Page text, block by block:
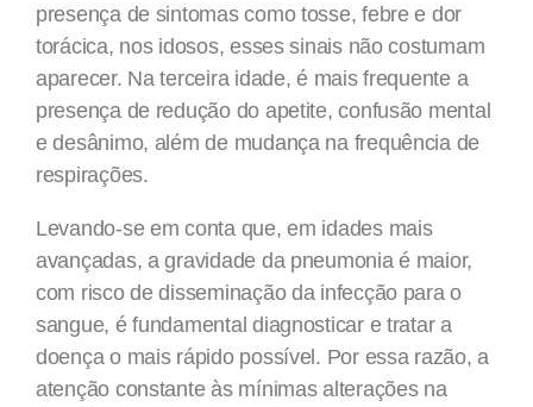
presença de sintomas como tosse, febre e dor
torácica, nos idosos, esses sinais não costumam
aparecer. Na terceira idade, é mais frequente a
presença de redução do apetite, confusão mental
e desânimo, além de mudança na frequência de
respirações.
Levando-se em conta que, em idades mais
avançadas, a gravidade da pneumonia é maior,
com risco de disseminação da infecção para o
sangue, é fundamental diagnosticar e tratar a
doença o mais rápido possível. Por essa razão, a
atenção constante às mínimas alterações na